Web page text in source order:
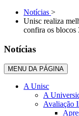
Notícias >
Unisc realiza
confira os blocos
Notícias
MENU DA PÁGINA
A Unisc
A
Avaliação